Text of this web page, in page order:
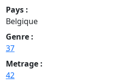
Pays :
Belgique
Genre :
37
Metrage :
42